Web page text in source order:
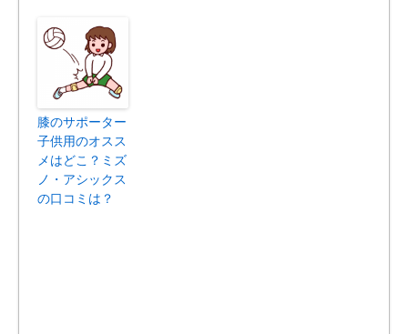
膝のサポーター
子供用のオスス
メはどこ？ミズ
ノ・アシックス
の口コミは？